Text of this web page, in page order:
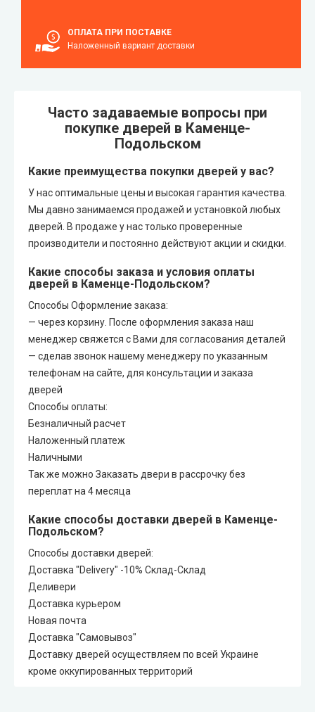
ОПЛАТА ПРИ ПОСТАВКЕ
Наложенный вариант доставки
Часто задаваемые вопросы при
покупке дверей в Каменце-
Подольском
Какие преимущества покупки дверей у вас?
У нас оптимальные цены и высокая гарантия качества.
Мы давно занимаемся продажей и установкой любых
дверей. В продаже у нас только проверенные
производители и постоянно действуют акции и скидки.
Какие способы заказа и условия оплаты
дверей в Каменце-Подольском?
Способы Оформление заказа:
— через корзину. После оформления заказа наш
менеджер свяжется с Вами для согласования деталей
— сделав звонок нашему менеджеру по указанным
телефонам на сайте, для консультации и заказа
дверей
Способы оплаты:
Безналичный расчет
Наложенный платеж
Наличными
Так же можно Заказать двери в рассрочку без
переплат на 4 месяца
Какие способы доставки дверей в Каменце-
Подольском?
Способы доставки дверей:
Доставка "Delivery" -10% Склад-Склад
Деливери
Доставка курьером
Новая почта
Доставка "Самовывоз"
Доставку дверей осуществляем по всей Украине
кроме оккупированных территорий